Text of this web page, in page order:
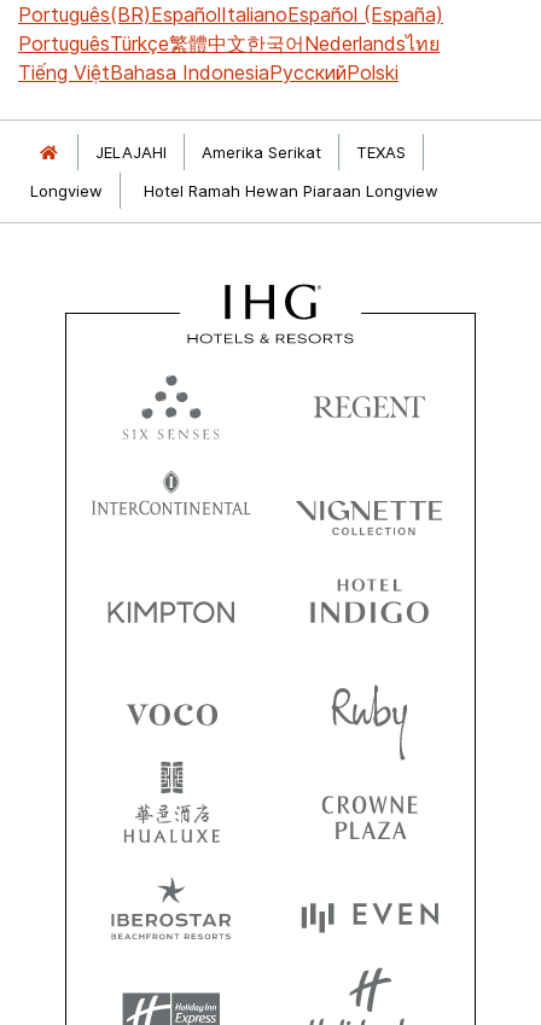
Português(BR)EspañolItalianoEspañol (España)
PortuguêsTürkçe繁體中文한국어Nederlandsไทย
Tiếng ViệtBahasa IndonesiaРусскийPolski
JELAJAHI Amerika Serikat
TEXAS
Longview
Hotel Ramah Hewan Piaraan Longview